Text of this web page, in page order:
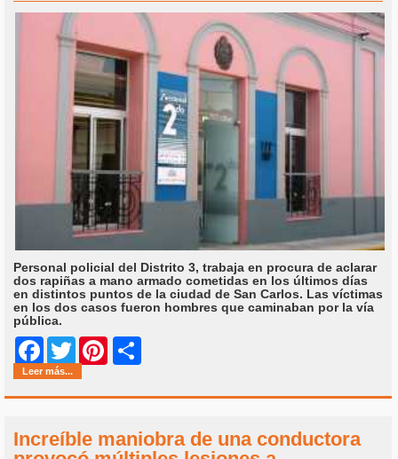
Personal policial del Distrito 3, trabaja en procura de aclarar
dos rapiñas a mano armado cometidas en los últimos días
en distintos puntos de la ciudad de San Carlos. Las víctimas
en los dos casos fueron hombres que caminaban por la vía
pública.
Facebook
Twitter Pinterest
Leer más...
Increíble maniobra de una conductora